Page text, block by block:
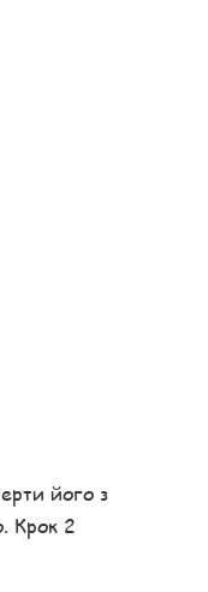
його з
Крок 2